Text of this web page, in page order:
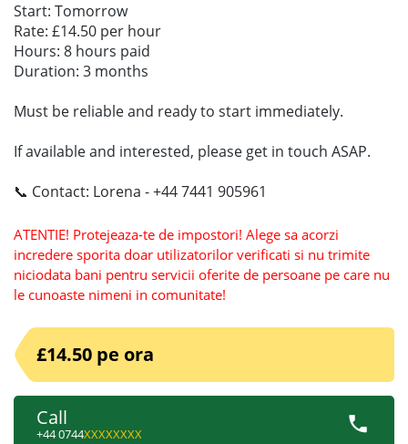
Start: Tomorrow
Rate: £14.50 per hour
Hours: 8 hours paid
Duration: 3 months
Must be reliable and ready to start immediately.
If available and interested, please get in touch ASAP.
📞 Contact: Lorena - +44 7441 905961
ATENTIE! Protejeaza-te de impostori! Alege sa acorzi
incredere sporita doar utilizatorilor verificati si nu trimite
niciodata bani pentru servicii oferite de persoane pe care nu
le cunoaste nimeni in comunitate!
£14.50 pe ora
Call
+44 0744XXXXXXXX